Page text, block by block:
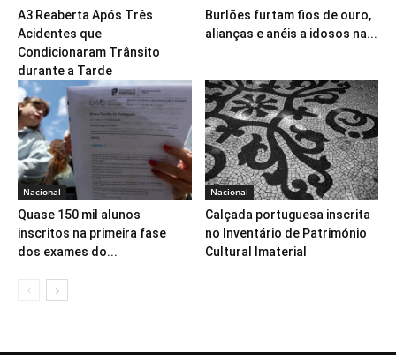
A3 Reaberta Após Três
Acidentes que
Condicionaram Trânsito
durante a Tarde
Burlões furtam fios de ouro,
alianças e anéis a idosos na...
Nacional
Quase 150 mil alunos
inscritos na primeira fase
dos exames do...
Nacional
Calçada portuguesa inscrita
no Inventário de Património
Cultural Imaterial